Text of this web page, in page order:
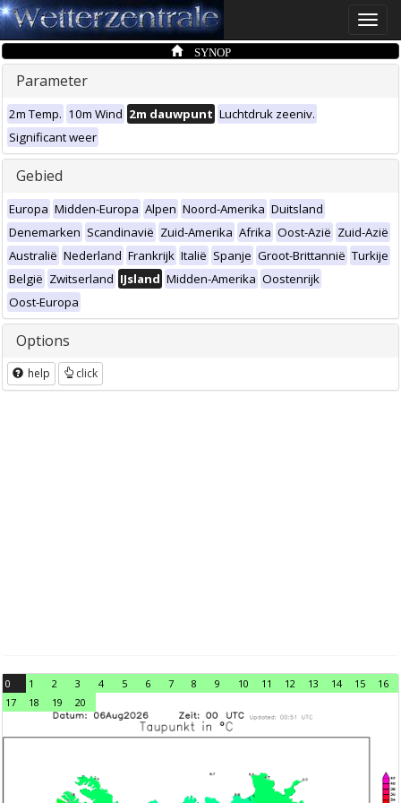
Toggle
SYNOP
Parameter
2m Temp. 10m Wind 2m dauwpunt Luchtdruk zeeniv.
Significant weer
Gebied
Europa Midden-Europa Alpen Noord-Amerika Duitsland
Denemarken Scandinavië Zuid-Amerika Afrika Oost-Azië Zuid-Azië
Australië Nederland Frankrijk Italië Spanje Groot-Brittannië Turkije
België Zwitserland IJsland Midden-Amerika Oostenrijk
Oost-Europa
Options
help click
0 1 2 3 4 5 6 7 8 9 10 11 12 13 14 15
16
17
18 19 20